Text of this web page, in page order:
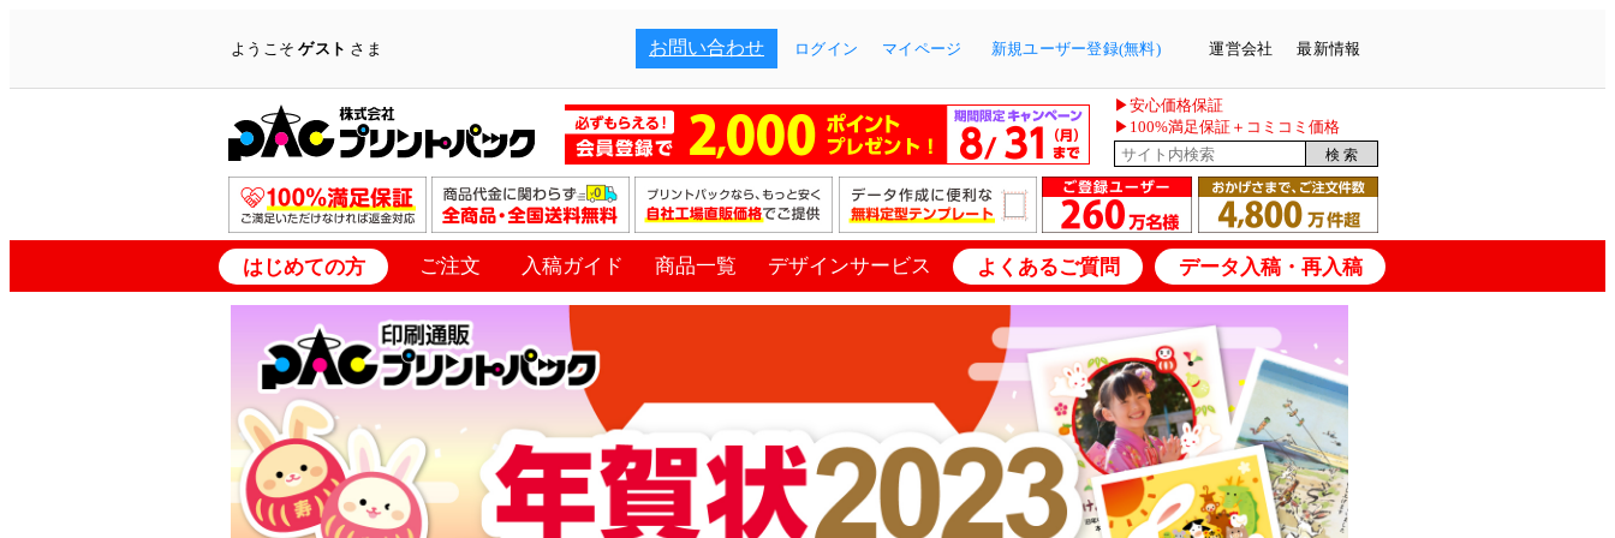
ようこそゲスト さま お問い合わせ ログイン マイページ 新規ユーザー登録(無料) 運営会社 最新情報
▶安心価格保証
▶100%満足保証＋コミコミ価格
はじめての方 ご注文 入稿ガイド 商品一覧 デザインサービス よくあるご質問 データ入稿・再入稿